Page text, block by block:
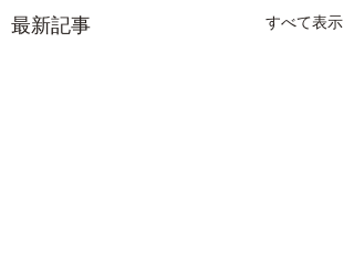
最新記事 すべて表示